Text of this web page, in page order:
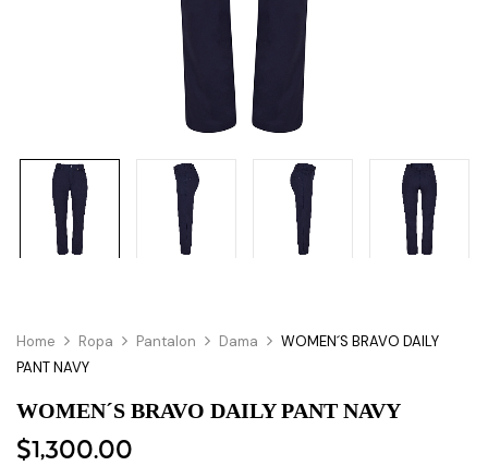
Home Ropa Pantalon Dama
WOMEN´S BRAVO DAILY
PANT NAVY
WOMEN´S BRAVO DAILY PANT NAVY
$1,300.00